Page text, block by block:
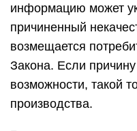
информацию может
причиненный
возмещается
Закона. Если
возможности, такой
производства.